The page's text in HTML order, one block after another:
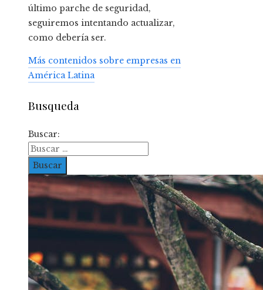
último parche de seguridad,
seguiremos intentando actualizar,
como debería ser.
Más contenidos sobre empresas en
América Latina
Busqueda
Buscar: